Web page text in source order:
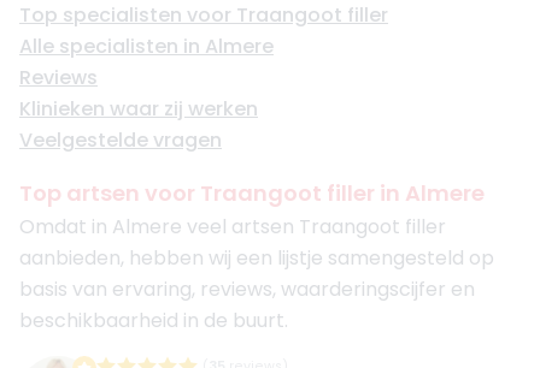
Top specialisten voor Traangoot filler
Alle specialisten in Almere
Reviews
Klinieken waar zij werken
Veelgestelde vragen
Top artsen voor Traangoot filler in Almere
Omdat in Almere veel artsen Traangoot filler
aanbieden, hebben wij een lijstje samengesteld op
basis van ervaring, reviews, waarderingscijfer en
beschikbaarheid in de buurt.